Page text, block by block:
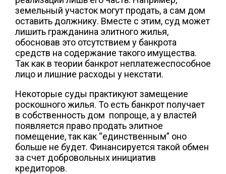
земельный участок могут продать, а сам дом
оставить должнику. Вместе с этим, суд может
лишить гражданина элитного жилья,
обосновав это отсутствием у банкрота
средств на содержание такого имущества.
Так как в теории банкрот неплатежеспособное
лицо и лишние расходы у некстати.
Некоторые суды практикуют замещение
роскошного жилья. То есть банкрот получает
в собственность дом попроще, а у властей
появляется право продать элитное
помещение, так как “единственным” оно
больше не будет. Финансируется такой обмен
за счет добровольных инициатив
кредиторов.